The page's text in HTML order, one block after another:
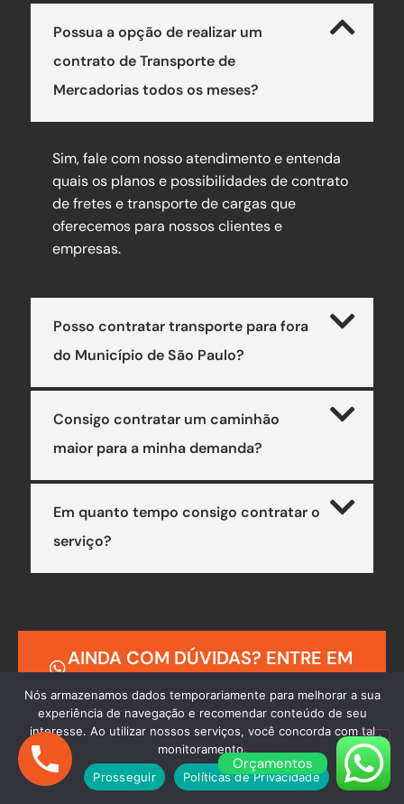
Possua a opção de realizar um
contrato de Transporte de
Mercadorias todos os meses?
Sim, fale com nosso atendimento e entenda
quais os planos e possibilidades de contrato
de fretes e transporte de cargas que
oferecemos para nossos clientes e
empresas.
Posso contratar transporte para fora
do Município de São Paulo?
Consigo contratar um caminhão
maior para a minha demanda?
Em quanto tempo consigo contratar o
serviço?
AINDA COM DÚVIDAS? ENTRE EM
CONTATO
Orçamentos
Nós armazenamos dados temporariamente para melhorar a sua
experiência de navegação e recomendar conteúdo de seu
interesse. Ao utilizar nossos serviços, você concorda com tal
monitoramento.
Prosseguir
Políticas de Privacidade